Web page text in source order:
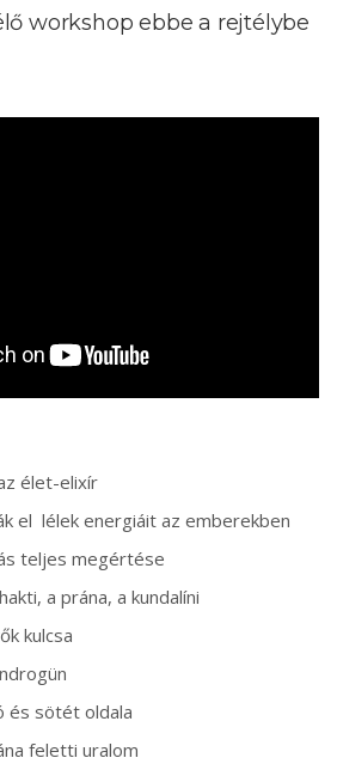
workshop ebbe a rejtélybe
élet-elixír
el lélek energiáit az emberekben
teljes megértése
a prána, a kundalíni
kulcsa
és sötét oldala
feletti uralom